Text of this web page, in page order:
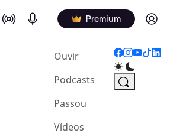
On Air Podcasts Premium Log in
Ouvir(current)
Podcasts
Passou
Vídeos